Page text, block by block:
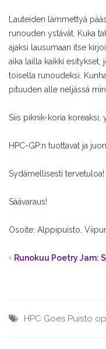
Lauteiden lämmettyä
runouden ystävät. Kuka
ajaksi lausumaan itse
aika lailla kaikki esitykset,
toisella runoudeksi.
pituuden alle neljässä
Siis piknik-koria koreaksi,
HPC-GP:n tuottavat ja
Sydämellisesti tervetuloa!
Säävaraus!
Osoite: Alppipuisto,
Runokuu Poetry Jam:
HPC Goes Puisto